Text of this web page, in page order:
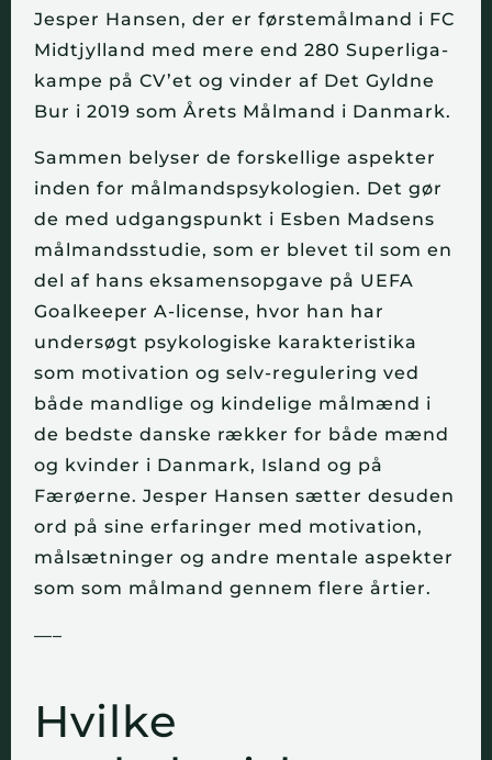
Jesper Hansen, der er førstemålmand i FC
Midtjylland med mere end 280 Superliga-
kampe på CV’et og vinder af Det Gyldne
Bur i 2019 som Årets Målmand i Danmark.
Sammen belyser de forskellige aspekter
inden for målmandspsykologien. Det gør
de med udgangspunkt i Esben Madsens
målmandsstudie, som er blevet til som en
del af hans eksamensopgave på UEFA
Goalkeeper A-license, hvor han har
undersøgt psykologiske karakteristika
som motivation og selv-regulering ved
både mandlige og kindelige målmænd i
de bedste danske rækker for både mænd
og kvinder i Danmark, Island og på
Færøerne. Jesper Hansen sætter desuden
ord på sine erfaringer med motivation,
målsætninger og andre mentale aspekter
som som målmand gennem flere årtier.
—–
Hvilke